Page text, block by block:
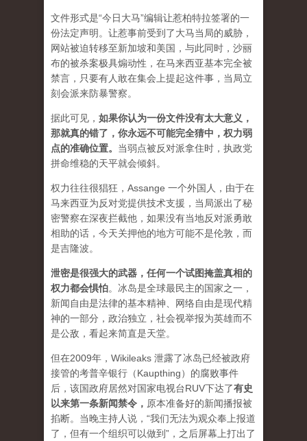
文件形式是“今日大马”编辑让惹柏特拉签署的一
份法定声明。让惹事前受到了大马当局的威胁，
网站被迫转移至新加坡和美国，与此同时，沙丽
布的被杀案极具煽动性，在马来西亚基本完全被
禁言，只要有人敢在集会上提起这件事，当局立
刻会派来防暴警察。
据此可见， 如果你认为一份文件没有太大意义，
那就真的错了，你永远不可能完全猜中，权力弱
点的准确位置。 当弱点被反对派拿住时，执政党
拼命维稳的天平就会倾斜。
权力往往很猖狂，Assange 一个外国人，由于在
马来西亚为反对党提供技术支援，当局派出了秘
密警察在深夜拦截他，如果没有当地反对派勇敢
相助的话，今天关押他的地方可能不是伦敦，而
是吉隆波。
泄密是很强大的武器，任何一个试图掩盖真相的
权力都会惧怕。 冰岛是全球最民主的国家之一，
新闻自由是法律的基本精神、网络自由是现代精
神的一部分，政治独立，社会视举报为英雄而不
是公敌，看起来简直是天堂。
但在2009年，Wikileaks 泄露了冰岛已经被政府
接管的考普辛银行（Kaupthing）的腐败事件
后，该国政府居然对国家电视台RUV下达了有史
以来第一条新闻禁令 ， 原本准备好的新闻播报被
掐断。当晚主持人说，“我们无法为观众奉上报道
了，但有一个组织可以做到”，之后屏幕上打出了